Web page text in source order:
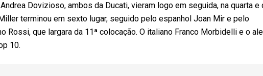
Dovizioso, ambos da Ducati, vieram logo em seguida, na quarta e
terminou em sexto lugar, seguido pelo espanhol Joan Mir e pelo
Rossi, que largara da 11ª colocação. O italiano Franco Morbidelli e o
10.